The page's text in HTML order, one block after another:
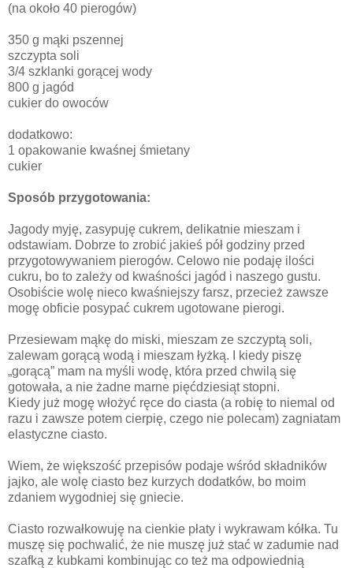
(na około 40 pierogów)
350 g mąki pszennej
szczypta soli
3/4 szklanki gorącej wody
800 g jagód
cukier do owoców
dodatkowo:
1 opakowanie kwaśnej śmietany
cukier
Sposób przygotowania:
Jagody myję, zasypuję cukrem, delikatnie mieszam i
odstawiam. Dobrze to zrobić jakieś pół godziny przed
przygotowywaniem pierogów. Celowo nie podaję ilości
cukru, bo to zależy od kwaśności jagód i naszego gustu.
Osobiście wolę nieco kwaśniejszy farsz, przecież zawsze
mogę obficie posypać cukrem ugotowane pierogi.
Przesiewam mąkę do miski, mieszam ze szczyptą soli,
zalewam gorącą wodą i mieszam łyżką. I kiedy piszę
„gorącą” mam na myśli wodę, która przed chwilą się
gotowała, a nie żadne marne pięćdziesiąt stopni.
Kiedy już mogę włożyć ręce do ciasta (a robię to niemal od
razu i zawsze potem cierpię, czego nie polecam) zagniatam
elastyczne ciasto.
Wiem, że większość przepisów podaje wśród składników
jajko, ale wolę ciasto bez kurzych dodatków, bo moim
zdaniem wygodniej się gniecie.
Ciasto rozwałkowuję na cienkie płaty i wykrawam kółka. Tu
muszę się pochwalić, że nie muszę już stać w zadumie nad
szafką z kubkami kombinując co też ma odpowiednią